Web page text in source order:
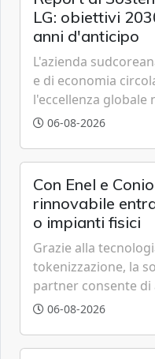
LG: obiettivi
anni d'anticipo
L'azienda
e di economia
l'eccellenza globale
grazie a
06-08-2026
Con Enel e
rinnovabile
o impianti fisici
Grazie alla
tokenizzazione, la
partner consente di
all'eolico ottenendo
06-08-2026